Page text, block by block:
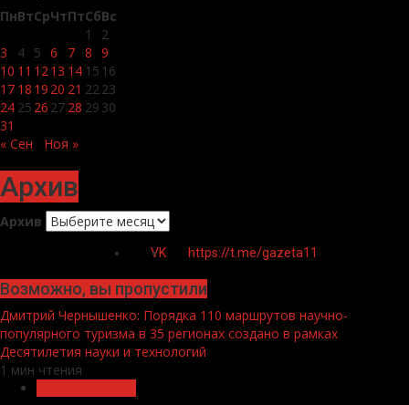
ПнВтСрЧтПтСбВс
1
2
3
4 5 6 7 8 9
10 11 1213 14 15 16
17 18 19 20 21 2223
24 25 26 27 28 29 30
31
« Сен
Ноя »
Архив
Архив
VK https://t.me/gazeta11
Возможно, вы пропустили
Дмитрий Чернышенко: Порядка 110 маршрутов научно-
популярного туризма в 35 регионах создано в рамках
Десятилетия науки и технологий
1 мин чтения